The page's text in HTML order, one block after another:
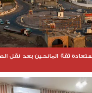
ثقة المانحين بعد نقل